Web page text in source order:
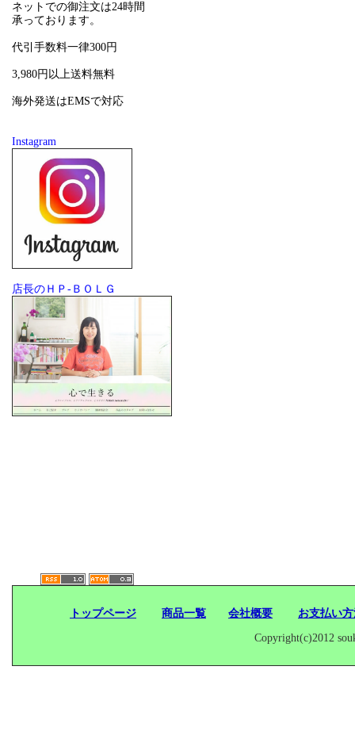
ネットでの御注文は24時間
承っております。
代引手数料一律300円
3,980円以上送料無料
海外発送はEMSで対応
Instagram
店長のＨＰ-ＢＯＬＧ
トップページ 商品一覧 会社概要 お支払い
Copyright(c)2012